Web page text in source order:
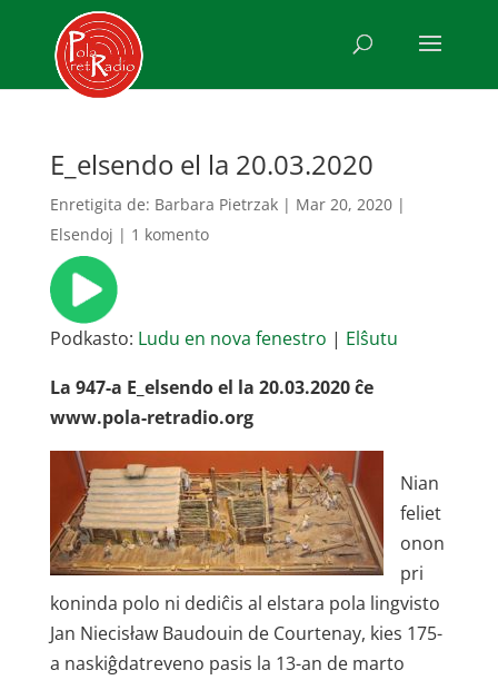
E_elsendo el la 20.03.2020
Enretigita de: Barbara Pietrzak| Mar 20, 2020|
Elsendoj | 1 komento
Podkasto: Ludu en nova fenestro | Elŝutu
La 947-a E_elsendo el la 20.03.2020 ĉe
www.pola-retradio.org
Nian
feliet
onon
pri
koninda polo ni dediĉis al elstara pola lingvisto
Jan Niecisław Baudouin de Courtenay, kies 175-
a naskiĝdatreveno pasis la 13-an de marto